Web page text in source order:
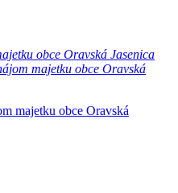
obce Oravská Jasenica
majetku obce Oravská
majetku obce Oravská